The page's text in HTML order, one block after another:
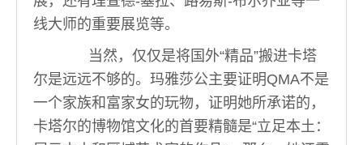
线大师的重要展览等。
当然，仅仅是将国外“精品”搬进卡塔
尔是远远不够的。玛雅莎公主要证明QMA不是
一个家族和富家女的玩物，证明她所承诺的，
卡塔尔的博物馆文化的首要精髓是“立足本土：